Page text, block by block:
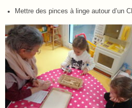
Mettre des pinces à linge autour d’un